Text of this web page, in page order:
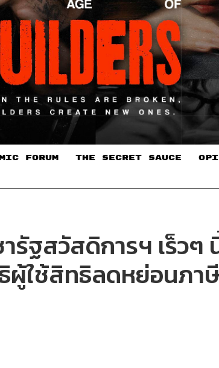
FORUM THE SECRET SAUCE​
รัฐสวัสดิการฯ เร็ว
ใช้สิทธิลดหย่อนภา